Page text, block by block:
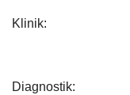
Klinik:
Diagnostik: